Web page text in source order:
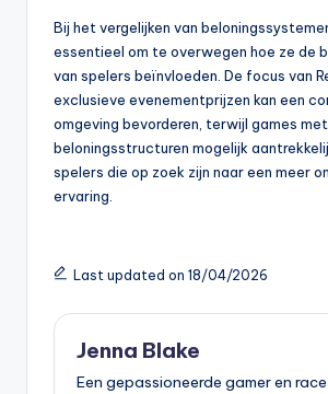
Bij het vergelijken van
essentieel om te overwegen hoe ze de
van spelers beïnvloeden. De focus van
exclusieve evenementprijzen kan een
omgeving bevorderen, terwijl games
beloningsstructuren mogelijk
spelers die op zoek zijn naar een meer
ervaring.
Last updated on 18/04/2026
Jenna Blake
Een gepassioneerde gamer en